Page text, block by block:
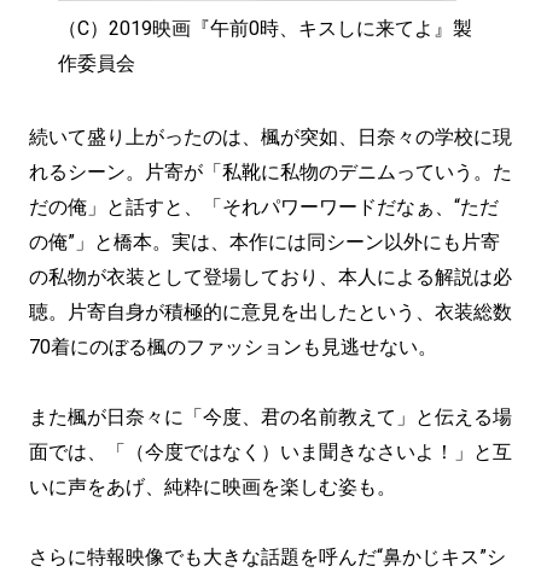
（C）2019映画『午前0時、キスしに来てよ』製
作委員会
続いて盛り上がったのは、楓が突如、日奈々の学校に現
れるシーン。片寄が「私靴に私物のデニムっていう。た
だの俺」と話すと、「それパワーワードだなぁ、“ただ
の俺”」と橋本。実は、本作には同シーン以外にも片寄
の私物が衣装として登場しており、本人による解説は必
聴。片寄自身が積極的に意見を出したという、衣装総数
70着にのぼる楓のファッションも見逃せない。
また楓が日奈々に「今度、君の名前教えて」と伝える場
面では、「（今度ではなく）いま聞きなさいよ！」と互
いに声をあげ、純粋に映画を楽しむ姿も。
さらに特報映像でも大きな話題を呼んだ“鼻かじキス”シ